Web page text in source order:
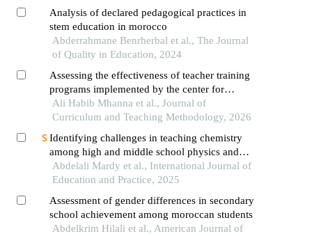
Analysis of declared pedagogical practices in
stem education in morocco
Abderrahmane Benrherbal et al., The Journal
of Quality in Education, 2024
Assessing the effectiveness of teacher training
programs implemented by the center for
educational research and development: a study
on mathematics teachers in public schools in
Ali Habib Mhanna et al., Journal of
Curriculum and Teaching Methodology, 2026
Identifying challenges in teaching chemistry
among high and middle school physics and
chemistry teachers in morocco
Abdelali Mardy et al., International Journal of
Education and Practice, 2025
Assessment of gender differences in secondary
school achievement among moroccan students
Abdelkrim Hilali et al., American Journal of